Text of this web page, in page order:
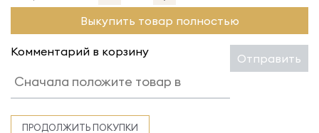
Выкупить товар полностью
Комментарий в корзину Отправить
ПРОДОЛЖИТЬ ПОКУПКИ